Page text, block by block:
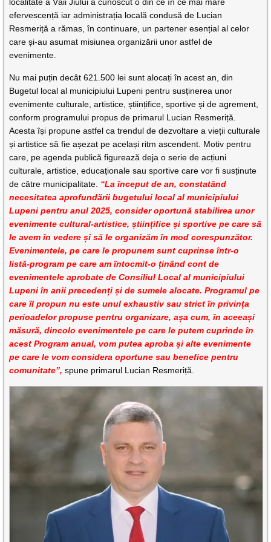
efervescență iar administrația locală condusă de Lucian
Resmeriță a rămas, în continuare, un partener esențial al celor
care și-au asumat misiunea organizării unor astfel de
evenimente.
Nu mai puțin decât 621.500 lei sunt alocați în acest an, din
Bugetul local al municipiului Lupeni pentru susținerea unor
evenimente culturale, artistice, științifice, sportive și de agrement,
conform programului propus de primarul Lucian Resmeriță.
Acesta își propune astfel ca trendul de dezvoltare a vieții culturale
și artistice să fie așezat pe același ritm ascendent. Motiv pentru
care, pe agenda publică figurează deja o serie de acțiuni
culturale, artistice, educaționale sau sportive care vor fi susținute
de către municipalitate. “La început de an, constatând
necesitatea aprofundării bugetului local al municipiului
Lupeni pentru anul 2025, consider oportună stabilirea unor
evenimente cultural-artistice, științifice și sportive pe care să
le avem în vedere și să le organizăm în mod corespunzător.
Evenimentele, pe care le propunem sunt cuprinse într-o
listă-program pe care am întocmit-o ținând cont de
evenimentele aprobate de Consiliul Local al municipiului
Lupeni în anii precedenți și de sumele alocate. Programul pe
care îl propun nu este unul exhaustiv sau strict în privința
perioadelor propuse pentru organizare, așa cum, în aceeași
măsură, dincolo evenimentele pe care le putem cuprinde în
acest Program anual, vom putea aproba și alte evenimente
pe care le vom considera oportune sau benefice pentru
comunitate”,spune primarul Lucian Resmeriță.